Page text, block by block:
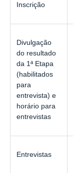
Inscrição
Divulgação
do resultado
da 1ª Etapa
(habilitados
para
entrevista) e
horário para
entrevistas
Entrevistas